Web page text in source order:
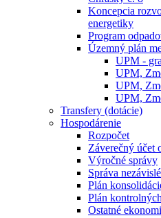
Koncepcia
energetiky
Program
Územný plán
UPM -
UPM,
UPM,
UPM,
Transfery (dotácie)
Hospodárenie
Rozpočet
Záverečný účet
Výročné správy
Správa
Plán
Plán
Ostatné